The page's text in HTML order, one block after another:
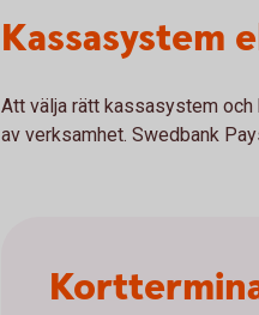
Kassasystem
Att välja rätt kassasystem
av verksamhet. Swedbank